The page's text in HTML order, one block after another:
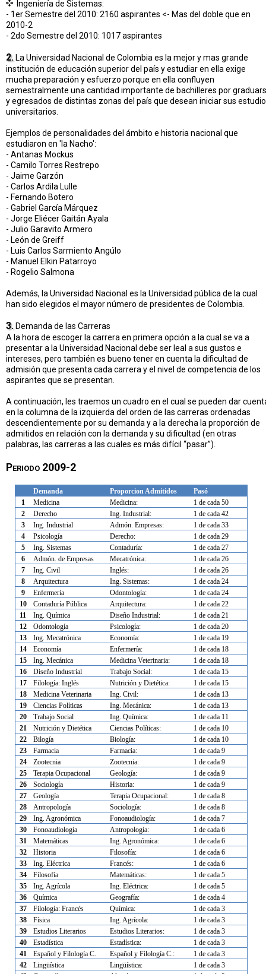
Ingeniería de Sistemas:
- 1er Semestre del 2010: 2160 aspirantes <- Mas del doble que en
2010-2
- 2do Semestre del 2010: 1017 aspirantes
2. La Universidad Nacional de Colombia es la mejor y mas grande
institución de educación superior del país y estudiar en ella exige
mucha preparación y esfuerzo porque en ella confluyen
semestralmente una cantidad importante de bachilleres por
y egresados de distintas zonas del país que desean iniciar sus
universitarios.
Ejemplos de personalidades del ámbito e historia nacional que
estudiaron en 'la Nacho':
- Antanas Mockus
- Camilo Torres Restrepo
- Jaime Garzón
- Carlos Ardila Lulle
- Fernando Botero
- Gabriel García Márquez
- Jorge Eliécer Gaitán Ayala
- Julio Garavito Armero
- León de Greiff
- Luis Carlos Sarmiento Angúlo
- Manuel Elkin Patarroyo
- Rogelio Salmona
Además, la Universidad Nacional es la Universidad pública de la cual
han sido elegidos el mayor número de presidentes de Colombia.
3. Demanda de las Carreras
A la hora de escoger la carrera en primera opción a la cual se va a
presentar a la Universidad Nacional debe ser leal a sus gustos e
intereses, pero también es bueno tener en cuenta la dificultad de
admisión que presenta cada carrera y el nivel de competencia de los
aspirantes que se presentan.
A continuación, les traemos un cuadro en el cual se pueden dar
en la columna de la izquierda del orden de las carreras ordenadas
descendientemente por su demanda y a la derecha la proporción de
admitidos en relación con la demanda y su dificultad (en otras
palabras, las carreras a las cuales es más difícil “pasar”).
Periodo 2009-2
Demanda ProporcionAdmitidos
Pasó
1
Medicina Medicina:
1 de cada 50
2
Derecho Ing. Industrial:
1 de cada 42
3
Ing. Industrial Admón. Empresas:
1 de cada 33
4
Psicología Derecho:
1 de cada 29
5
Ing. Sistemas Contaduría:
1 de cada 27
6
Admón. de Empresas Mecatrónica:
1 de cada 26
7
Ing. Civil Inglés:
1 de cada 26
8
Arquitectura Ing. Sistemas:
1 de cada 24
9
Enfermería Odontología:
1 de cada 24
10
Contaduría Pública Arquitectura:
1 de cada 22
11
Ing. Química Diseño Industrial:
1 de cada 21
12
Odontología Psicología:
1 de cada 20
13
Ing. Mecatrónica Economía:
1 de cada 19
14
Economía Enfermería:
1 de cada 18
15
Ing. Mecánica Medicina Veterinaria:
1 de cada 18
16
Diseño Industrial Trabajo Social:
1 de cada 15
17
Filología: Inglés Nutrición y Dietética:
1 de cada 15
18
Medicina Veterinaria Ing. Civil:
1 de cada 13
19
Ciencias Políticas Ing. Mecánica:
1 de cada 13
20
Trabajo Social Ing. Química:
1 de cada 11
21
Nutrición y Dietética Ciencias Políticas:
1 de cada 10
22
Bilogía Biología:
1 de cada 10
23
Farmacia Farmacia:
1 de cada 9
24
Zootecnia Zootecnia:
1 de cada 9
25
Terapia Ocupacional Geología:
1 de cada 9
26
Sociología Historia:
1 de cada 9
27
Geología Terapia Ocupacional:
1 de cada 8
28
Antropología Sociología:
1 de cada 8
29
Ing. Agronómica Fonoaudiología:
1 de cada 7
30
Fonoaudiología Antropología:
1 de cada 6
31
Matemáticas Ing. Agronómica:
1 de cada 6
32
Historia Filosofía:
1 de cada 6
33
Ing. Eléctrica Francés:
1 de cada 6
34
Filosofía Matemáticas:
1 de cada 5
35
Ing. Agrícola Ing. Eléctrica:
1 de cada 5
36
Química Geografía:
1 de cada 4
37
Filología: Francés Química:
1 de cada 3
38
Física Ing. Agrícola:
1 de cada 3
39
Estudios Literarios Estudios Literarios:
1 de cada 3
40
Estadística Estadística:
1 de cada 3
41
Español y Filología C. Español y Filología C.:
1 de cada 3
42
Lingüística Lingüística:
1 de cada 3